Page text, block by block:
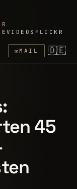
VIDEOS FLICKR
✉MAIL 🇩🇪
45